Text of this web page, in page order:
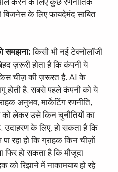
के लिए फायदेमंद साबित
समझना:किसी भी नई टेक्नोलॉजी
ज़रूरी होता है कि कंपनी ये
चीज़ की ज़रूरत है. AI के
होती है. सबसे पहले कंपनी को ये
अनुभव, मार्केटिंग रणनीति,
को लेकर उसे किन चुनौतियों का
उदाहरण के लिए, हो सकता है कि
रहा हो कि ग्राहक किन चीज़ों
फिर हो सकता है कि मौजूदा
को रिझाने में नाकामयाब हो रहे